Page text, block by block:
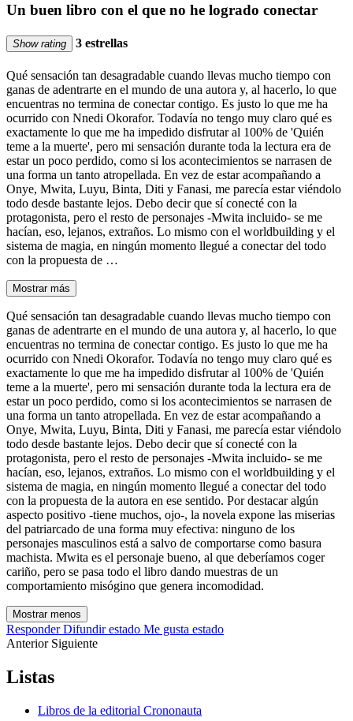
Un buen libro con el que no he logrado conectar
Show rating 3 estrellas
Qué sensación tan desagradable cuando llevas mucho tiempo con
ganas de adentrarte en el mundo de una autora y, al hacerlo, lo que
encuentras no termina de conectar contigo. Es justo lo que me ha
ocurrido con Nnedi Okorafor. Todavía no tengo muy claro qué es
exactamente lo que me ha impedido disfrutar al 100% de 'Quién
teme a la muerte', pero mi sensación durante toda la lectura era de
estar un poco perdido, como si los acontecimientos se narrasen de
una forma un tanto atropellada. En vez de estar acompañando a
Onye, Mwita, Luyu, Binta, Diti y Fanasi, me parecía estar viéndolo
todo desde bastante lejos. Debo decir que sí conecté con la
protagonista, pero el resto de personajes -Mwita incluido- se me
hacían, eso, lejanos, extraños. Lo mismo con el worldbuilding y el
sistema de magia, en ningún momento llegué a conectar del todo
con la propuesta de …
Mostrar más
Qué sensación tan desagradable cuando llevas mucho tiempo con
ganas de adentrarte en el mundo de una autora y, al hacerlo, lo que
encuentras no termina de conectar contigo. Es justo lo que me ha
ocurrido con Nnedi Okorafor. Todavía no tengo muy claro qué es
exactamente lo que me ha impedido disfrutar al 100% de 'Quién
teme a la muerte', pero mi sensación durante toda la lectura era de
estar un poco perdido, como si los acontecimientos se narrasen de
una forma un tanto atropellada. En vez de estar acompañando a
Onye, Mwita, Luyu, Binta, Diti y Fanasi, me parecía estar viéndolo
todo desde bastante lejos. Debo decir que sí conecté con la
protagonista, pero el resto de personajes -Mwita incluido- se me
hacían, eso, lejanos, extraños. Lo mismo con el worldbuilding y el
sistema de magia, en ningún momento llegué a conectar del todo
con la propuesta de la autora en ese sentido. Por destacar algún
aspecto positivo -tiene muchos, ojo-, la novela expone las miserias
del patriarcado de una forma muy efectiva: ninguno de los
personajes masculinos está a salvo de comportarse como basura
machista. Mwita es el personaje bueno, al que deberíamos coger
cariño, pero se pasa todo el libro dando muestras de un
comportamiento misógino que genera incomodidad.
Mostrar menos
Responder Difundir estado Me gusta estado
Anterior Siguiente
Listas
Libros de la editorial Crononauta